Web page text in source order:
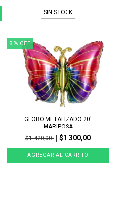
SIN STOCK
8 % OFF
GLOBO METALIZADO 20"
MARIPOSA
$1.420,00
$1.300,00